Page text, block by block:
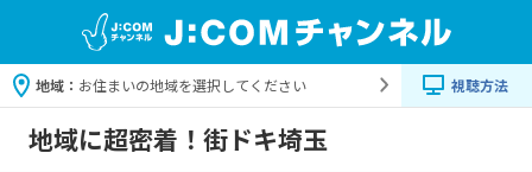
地域： お住まいの地域を選択してください 視聴方法
地域に超密着！街ドキ埼玉